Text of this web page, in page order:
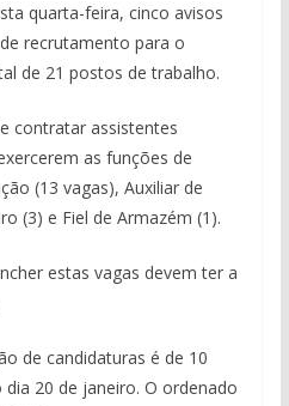
quarta-feira, cinco avisos
recrutamento para o
de 21 postos de trabalho.
contratar assistentes
as funções de
(13 vagas), Auxiliar de
(3) e Fiel de Armazém (1).
estas vagas devem ter a
de candidaturas é de 10
20 de janeiro. O ordenado